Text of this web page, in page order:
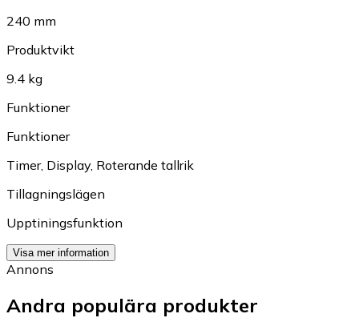
240 mm
Produktvikt
9.4 kg
Funktioner
Funktioner
Timer, Display, Roterande tallrik
Tillagningslägen
Upptiningsfunktion
Visa mer information
Annons
Andra populära produkter